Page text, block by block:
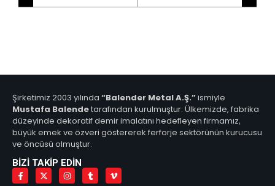
Şirketimiz 2003 yılında “Balender Metal A.Ş.”ismiyle
Mustafa Balendetarafından kurulmuştur. Ülkemizde, fabrika
düzeyinde dekoratif demir imalatını hedefleyen firmamız,
büyük emek ve özveri göstererek ferforje sektörünün kurucusu
ve öncüsü olmuştur.
BİZİ TAKİP EDİN